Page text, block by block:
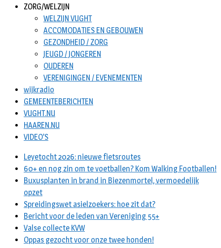
ZORG/WELZIJN
WELZIJN VUGHT
ACCOMODATIES EN GEBOUWEN
GEZONDHEID / ZORG
JEUGD / JONGEREN
OUDEREN
VERENIGINGEN / EVENEMENTEN
wijkradio
GEMEENTEBERICHTEN
VUGHT.NU
HAAREN.NU
VIDEO’S
Leyetocht 2026: nieuwe fietsroutes
60+ en nog zin om te voetballen? Kom Walking Footballen!
Buxusplanten in brand in Biezenmortel, vermoedelijk
opzet
Spreidingswet asielzoekers: hoe zit dat?
Bericht voor de leden van Vereniging 55+
Valse collecte KVW
Oppas gezocht voor onze twee honden!